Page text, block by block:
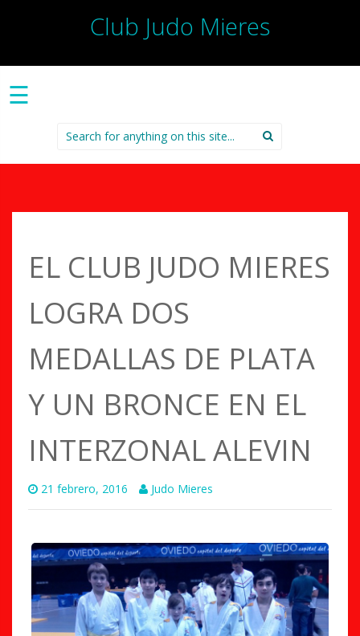
Club Judo Mieres
☰
Search
for:
EL CLUB JUDO MIERES
LOGRA DOS
MEDALLAS DE PLATA
Y UN BRONCE EN EL
INTERZONAL ALEVIN
21 febrero, 2016 Judo Mieres